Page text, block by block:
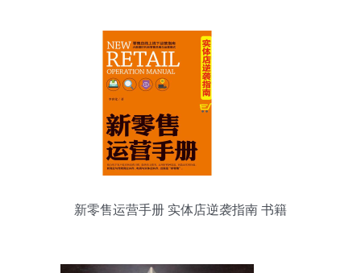
新零售运营手册 实体店逆袭指南 书籍